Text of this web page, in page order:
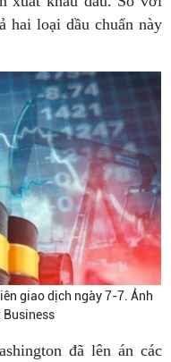
hai loại dầu chuẩn này
giao dịch ngày 7-7. Ảnh
Business
đã lên án các